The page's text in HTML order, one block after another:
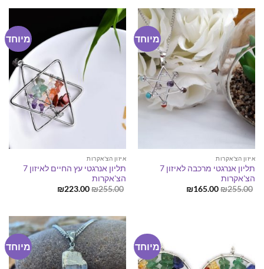
מיוחד
איזון הצ'אקרות
תליון אנרגטי מרכבה לאיזון 7
הצ'אקרות
₪255.00
המחיר ₪165.00
המחיר
מיוחד
איזון הצ'אקרות
תליון אנרגטי עץ החיים לאיזון 7
הצ'אקרות
₪255.00
המחיר ₪223.00
המחיר
מיוחד מיוחד